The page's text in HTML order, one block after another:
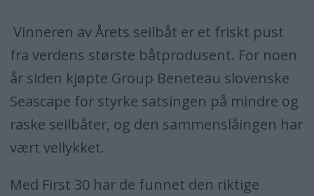
Vinneren av Årets seilbåt er et friskt pust
fra verdens største båtprodusent. For noen
år siden kjøpte Group Beneteau slovenske
Seascape for styrke satsingen på mindre og
raske seilbåter, og den sammenslåingen har
vært vellykket.
Med First 30 har de funnet den riktige